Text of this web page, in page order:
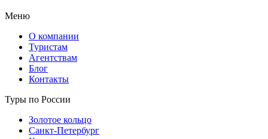
Меню
О компании
Туристам
Агентствам
Блог
Контакты
Туры по России
Золотое кольцо
Санкт-Петербург